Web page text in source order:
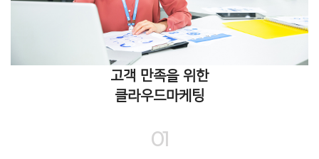
고객 만족을 위한
클라우드마케팅
01